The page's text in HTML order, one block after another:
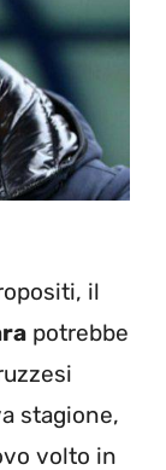
il
potrebbe
stagione,
volto in